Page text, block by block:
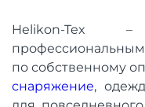
Helikon-Tex
по собственному
снаряжение,